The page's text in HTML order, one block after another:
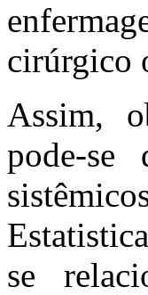
cirúrgico
Assim,
pode-se
se